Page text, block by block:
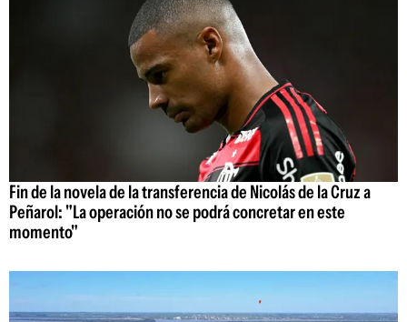
Fin de la novela de la transferencia de Nicolás de la Cruz a
Peñarol: "La operación no se podrá concretar en este
momento"